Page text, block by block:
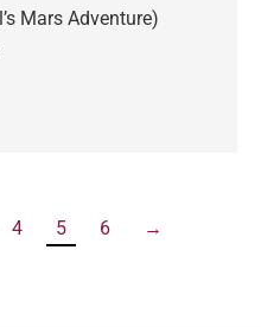
Mars Adventure)
4 5 6 →